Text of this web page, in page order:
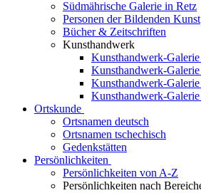
Südmährische Galerie in Retz
Personen der Bildenden Kunst
Bücher & Zeitschriften
Kunsthandwerk
Kunsthandwerk-
Kunsthandwerk-
Kunsthandwerk-
Kunsthandwerk-
Ortskunde
Ortsnamen deutsch
Ortsnamen tschechisch
Gedenkstätten
Persönlichkeiten
Persönlichkeiten von A-Z
Persönlichkeiten nach